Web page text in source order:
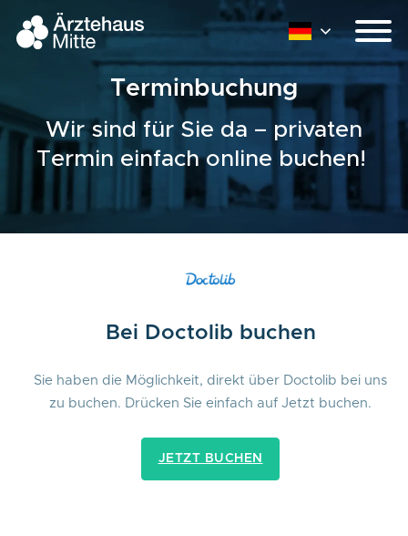
Terminbuchung
Wir sind für Sie da – privaten
Termin einfach online buchen!
Bei Doctolib buchen
Sie haben die Möglichkeit, direkt über Doctolib bei uns
zu buchen. Drücken Sie einfach auf Jetzt buchen.
JETZT BUCHEN